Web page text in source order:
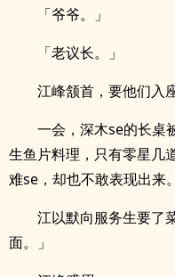
「爷爷。」
「老议长。」
江峰颔首，要他们入
一会，深木se的长桌
生鱼片料理，只有零星几
难se，却也不敢表现出来。
江以默向服务生要了
面。」